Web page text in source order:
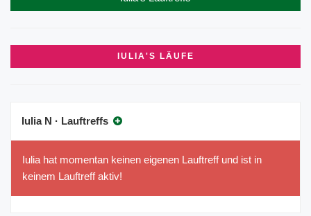
IULIA'S LÄUFE
Iulia N · Lauftreffs
Iulia hat momentan keinen eigenen Lauftreff und ist in
keinem Lauftreff aktiv!